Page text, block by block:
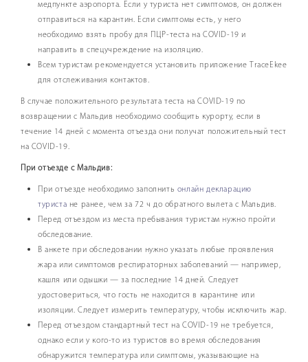
медпункте аэропорта. Если у туриста нет симптомов, он должен
отправиться на карантин. Если симптомы есть, у него
необходимо взять пробу для ПЦР-теста на COVID-19 и
направить в спецучреждение на изоляцию.
Всем туристам рекомендуется установить приложение TraceEkee
для отслеживания контактов.
В случае положительного результата теста на COVID-19 по
возвращении с Мальдив необходимо сообщить курорту, если в
течение 14 дней с момента отъезда они получат положительный тест
на COVID-19.
При отъезде с Мальдив:
При отъезде необходимо заполнить онлайн декларацию
туриста не ранее, чем за 72 ч до обратного вылета с Мальдив.
Перед отъездом из места пребывания туристам нужно пройти
обследование.
В анкете при обследовании нужно указать любые проявления
жара или симптомов респираторных заболеваний — например,
кашля или одышки — за последние 14 дней. Следует
удостовериться, что гость не находится в карантине или
изоляции. Следует измерить температуру, чтобы исключить жар.
Перед отъездом стандартный тест на COVID-19 не требуется,
однако если у кого-то из туристов во время обследования
обнаружится температура или симптомы, указывающие на